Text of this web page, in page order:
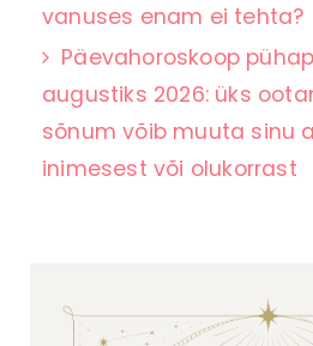
vanuses enam ei tehta?
Päevahoroskoop
augustiks 2026: üks
sõnum võib muuta sinu
inimesest või olukorrast